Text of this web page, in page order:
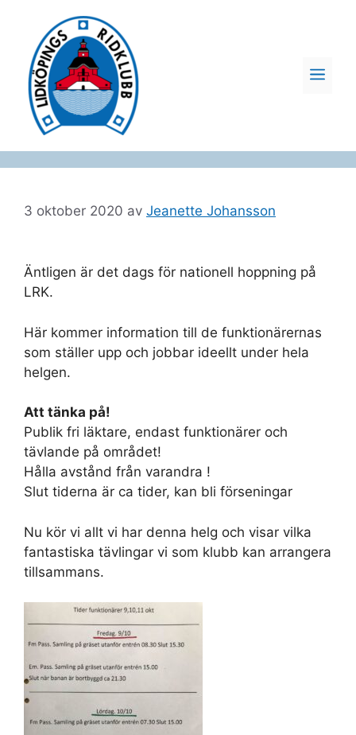
innehåll
3 oktober 2020 av Jeanette Johansson
Äntligen är det dags för nationell hoppning på
LRK.
Här kommer information till de funktionärernas
som ställer upp och jobbar ideellt under hela
helgen.
Att tänka på!
Publik fri läktare, endast funktionärer och
tävlande på området!
Hålla avstånd från varandra !
Slut tiderna är ca tider, kan bli förseningar
Nu kör vi allt vi har denna helg och visar vilka
fantastiska tävlingar vi som klubb kan arrangera
tillsammans.